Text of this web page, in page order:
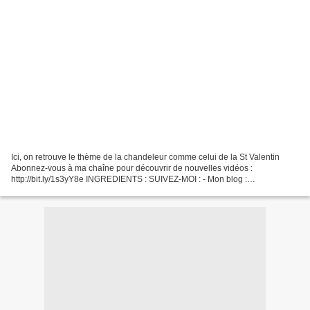
Ici, on retrouve le thème de la chandeleur comme celui de la St Valentin
Abonnez-vous à ma chaîne pour découvrir de nouvelles vidéos :
http://bit.ly/1s3yY8e INGREDIENTS : SUIVEZ-MOI : - Mon blog :
http://www.pinterest.com/val153/...